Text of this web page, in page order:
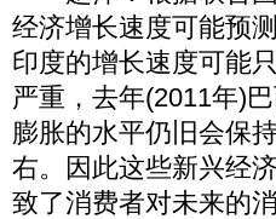
经济增长速度可能预
印度的增长速度可能
严重，去年(2011年)
膨胀的水平仍旧会保
右。因此这些新兴经
致了消费者对未来的